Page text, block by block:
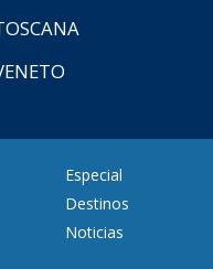
Especial
Destinos
Noticias